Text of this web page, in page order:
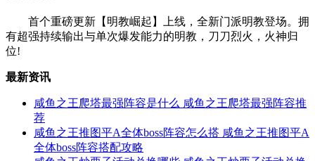
首个重磅更新【明教崛起】上线，全新门派明教登场。拥
有超强持续输出与单次爆发能力的明教，刀刀烈火，火神归
位!
最新资讯
咸鱼之王爬塔最强阵容是什么 咸鱼之王爬塔最强阵容推
荐
咸鱼之王推图平A全体boss阵容怎么搭 咸鱼之王推图平A
全体boss阵容搭配攻略